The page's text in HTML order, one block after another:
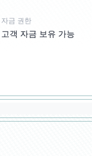
자금 권한
고객 자금 보유 가능